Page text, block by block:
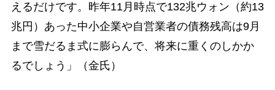
えるだけです。昨年11月時点で132兆ウォン（約13
兆円）あった中小企業や自営業者の債務残高は9月
まで雪だるま式に膨らんで、将来に重くのしかか
るでしょう」（金氏）